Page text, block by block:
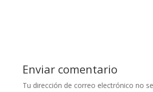
Enviar comentario
Tu dirección de correo electrónico no